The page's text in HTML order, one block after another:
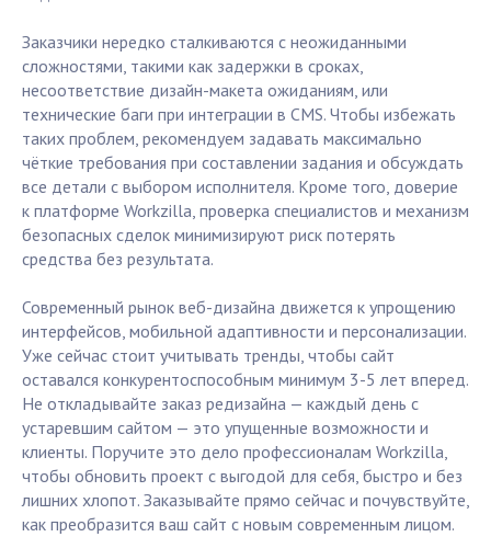
Заказчики нередко сталкиваются с неожиданными
сложностями, такими как задержки в сроках,
несоответствие дизайн-макета ожиданиям, или
технические баги при интеграции в CMS. Чтобы избежать
таких проблем, рекомендуем задавать максимально
чёткие требования при составлении задания и обсуждать
все детали с выбором исполнителя. Кроме того, доверие
к платформе Workzilla, проверка специалистов и механизм
безопасных сделок минимизируют риск потерять
средства без результата.
Современный рынок веб-дизайна движется к упрощению
интерфейсов, мобильной адаптивности и персонализации.
Уже сейчас стоит учитывать тренды, чтобы сайт
оставался конкурентоспособным минимум 3-5 лет вперед.
Не откладывайте заказ редизайна — каждый день с
устаревшим сайтом — это упущенные возможности и
клиенты. Поручите это дело профессионалам Workzilla,
чтобы обновить проект с выгодой для себя, быстро и без
лишних хлопот. Заказывайте прямо сейчас и почувствуйте,
как преобразится ваш сайт с новым современным лицом.